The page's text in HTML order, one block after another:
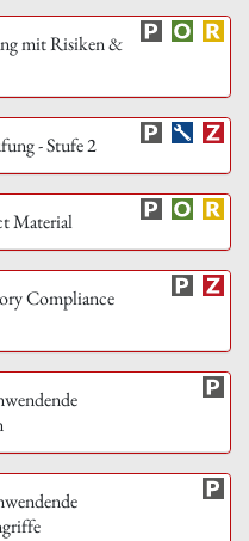
mit Risiken &
- Stufe 2
Material
Compliance